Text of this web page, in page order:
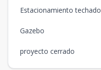
Estacionamiento techado
Gazebo
proyecto cerrado